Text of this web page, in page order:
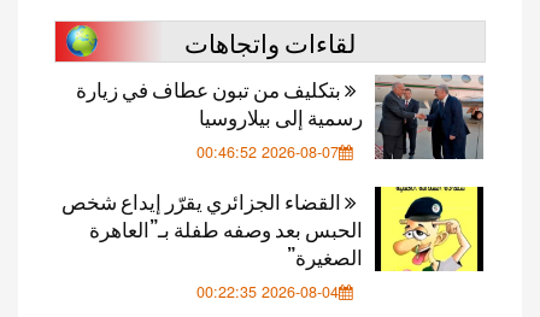
لقاءات واتجاهات
بتكليف من تبون عطاف في زيارة
رسمية إلى بيلاروسيا
2026-08-07 00:46:52
القضاء الجزائري يقرّر إيداع شخص
الحبس بعد وصفه طفلة بـ”العاهرة
الصغيرة”
2026-08-04 00:22:35